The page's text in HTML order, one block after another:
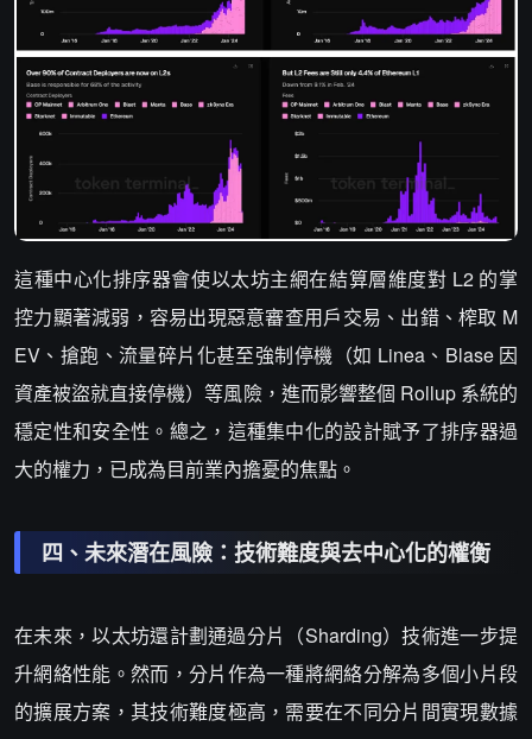
這種中心化排序器會使以太坊主網在結算層維度對 L2 的掌
控力顯著減弱，容易出現惡意審查用戶交易、出錯、榨取 M
EV、搶跑、流量碎片化甚至強制停機（如 Linea、Blase 因
資產被盜就直接停機）等風險，進而影響整個 Rollup 系統的
穩定性和安全性。總之，這種集中化的設計賦予了排序器過
大的權力，已成為目前業內擔憂的焦點。
四、未來潛在風險：技術難度與去中心化的權衡
在未來，以太坊還計劃通過分片（Sharding）技術進一步提
升網絡性能。然而，分片作為一種將網絡分解為多個小片段
的擴展方案，其技術難度極高，需要在不同分片間實現數據